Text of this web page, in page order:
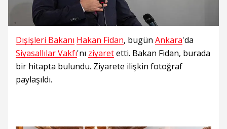
Dışişleri Bakanı Hakan Fidan, bugün Ankara'da
Siyasallılar Vakfı'nı ziyaretetti. Bakan Fidan, burada
bir hitapta bulundu. Ziyarete ilişkin fotoğraf
paylaşıldı.